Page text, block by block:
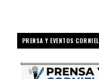
PRENSA Y EVENTOS CORNIEL